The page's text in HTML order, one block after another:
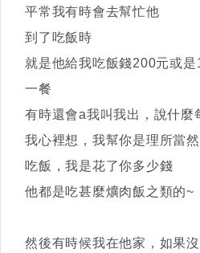
平常我有時會去幫忙他
到了吃飯時
就是他給我吃飯錢200元或
一餐
有時還會a我叫我出，說什麼
我心裡想，我幫你是理所當然
吃飯，我是花了你多少錢
他都是吃甚麼爌肉飯之類的~
然後有時候我在他家，如果